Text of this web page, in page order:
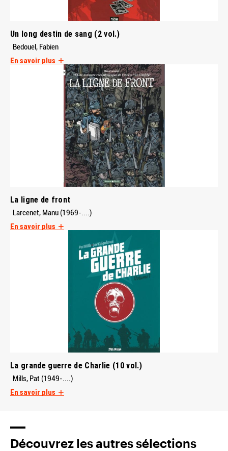
Un long destin de sang (2 vol.)
Bedouel, Fabien
En savoir plus
La ligne de front
Larcenet, Manu (1969-....)
En savoir plus
La grande guerre de Charlie (10 vol.)
Mills, Pat (1949-....)
En savoir plus
Découvrez les autres sélections